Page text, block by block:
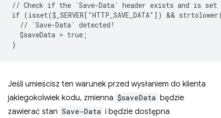
// Check if the `Save-Data` header exists and is
if (isset($_SERVER["HTTP_SAVE_DATA"]) &&
  // `Save-Data` detected!
  $saveData = true;
}
Jeśli umieścisz ten warunek przed wysłaniem do klienta
jakiegokolwiek kodu, zmienna $saveData będzie
zawierać stan Save-Data i będzie dostępna